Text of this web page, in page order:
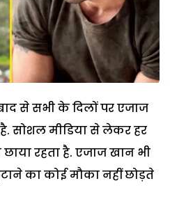
से सभी के दिलों पर एजाज
सोशल मीडिया से लेकर हर
रहता है. एजाज खान भी
का कोई मौका नहीं छोड़ते